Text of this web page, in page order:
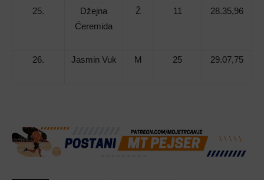
25.
Džejna
Ćeremida
Ž 11 28.35,96
26. Jasmin Vuk M 25 29.07,75